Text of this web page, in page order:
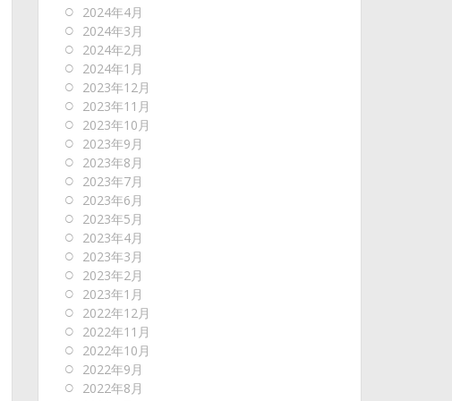
2024年4月
2024年3月
2024年2月
2024年1月
2023年12月
2023年11月
2023年10月
2023年9月
2023年8月
2023年7月
2023年6月
2023年5月
2023年4月
2023年3月
2023年2月
2023年1月
2022年12月
2022年11月
2022年10月
2022年9月
2022年8月